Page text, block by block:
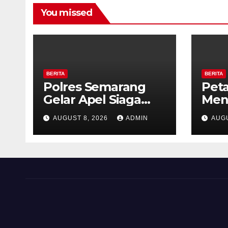
You missed
BERITA
Polres Semarang
Gelar Apel Siaga
Karhutla, Kapolres
Tekankan Sinergi
dan Kesiapsiagaan
AUGUST 8, 2026 ADMIN
BERITA